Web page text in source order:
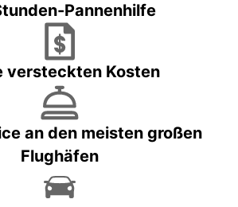
Pannenhilfe
versteckten Kosten
an den meisten großen
Flughäfen